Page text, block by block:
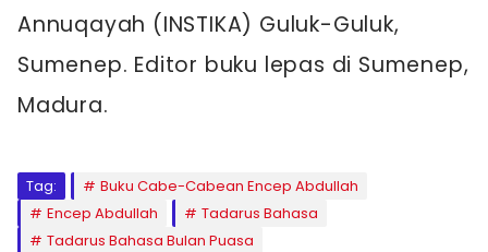
Annuqayah (INSTIKA) Guluk-Guluk,
Sumenep. Editor buku lepas di Sumenep,
Madura.
Tag:
Buku Cabe-Cabean Encep Abdullah
Encep Abdullah
Tadarus Bahasa
Tadarus Bahasa Bulan Puasa